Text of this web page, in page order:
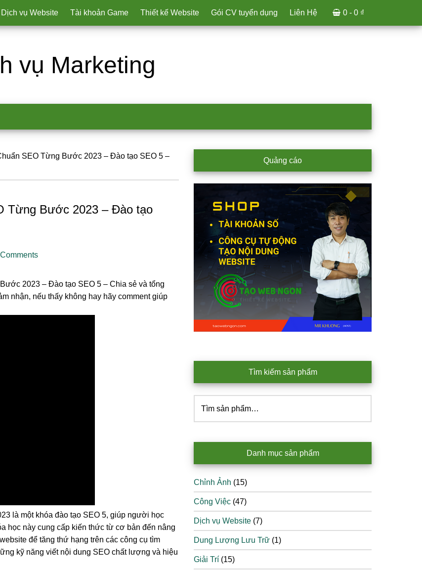
Dịch vụ Website Tài khoản Game Thiết kế Website Gói CV tuyển dụng Liên Hệ 0 - 0 ₫
vụ Marketing
SEO Từng Bước 2023 – Đào tạo SEO 5 –
Từng Bước 2023 – Đào tạo
2023 – Đào tạo SEO 5 – Chia sẻ và tổng
nhận, nếu thấy không hay hãy comment giúp
là một khóa đào tạo SEO 5, giúp người học
học này cung cấp kiến thức từ cơ bản đến nâng
để tăng thứ hạng trên các công cụ tìm
kỹ năng viết nội dung SEO chất lượng và hiệu
Sidebar
Quảng cáo
Tìm kiếm sản phẩm
kiếm:
Danh mục sản phẩm
Chỉnh Ảnh (15)
Công Việc (47)
Dịch vụ Website (7)
Dung Lượng Lưu Trữ (1)
Giải Trí (15)